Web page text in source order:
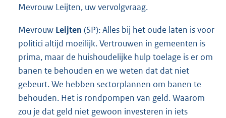
Mevrouw Leijten, uw vervolgvraag.
Mevrouw Leijten (SP): Alles bij het oude laten is voor
politici altijd moeilijk. Vertrouwen in gemeenten is
prima, maar de huishoudelijke hulp toelage is er om
banen te behouden en we weten dat dat niet
gebeurt. We hebben sectorplannen om banen te
behouden. Het is rondpompen van geld. Waarom
zou je dat geld niet gewoon investeren in iets